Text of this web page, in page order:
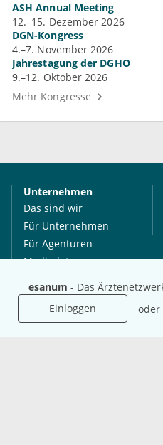
esanum - Das
Einloggen
oder
ASH Annual Meeting
12.–15. Dezember 2026
DGN-Kongress
4.–7. November 2026
Jahrestagung der DGHO
9.–12. Oktober 2026
Mehr Kongresse
Unternehmen
Das sind wir
Für Unternehmen
Für Agenturen
Mediadaten
Karriere